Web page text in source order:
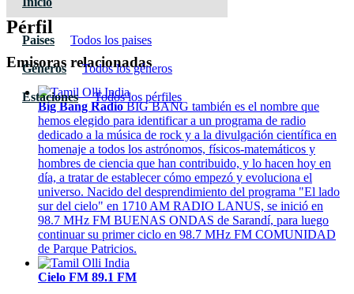
Paises Todos los paises
Géneros Todos los géneros
Estaciones Todos los pérfiles
Pérfil
Emisoras relacionadas
Big Bang Radio BIG BANG también es el nombre que
hemos elegido para identificar a un programa de radio
dedicado a la música de rock y a la divulgación científica en
homenaje a todos los astrónomos, físicos-matemáticos y
hombres de ciencia que han contribuido, y lo hacen hoy en
día, a tratar de establecer cómo empezó y evoluciona el
universo. Nacido del desprendimiento del programa "El lado
sur del cielo" en 1710 AM RADIO LANUS, se inició en
98.7 MHz FM BUENAS ONDAS de Sarandí, para luego
continuar su primer ciclo en 98.7 MHz FM COMUNIDAD
de Parque Patricios.
Cielo FM 89.1 FM